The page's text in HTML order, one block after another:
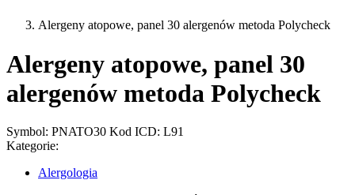
Alergeny atopowe, panel 30 alergenów metoda Polycheck
Alergeny atopowe, panel 30
alergenów metoda Polycheck
Symbol: PNATO30 Kod ICD: L91
Kategorie:
Alergologia